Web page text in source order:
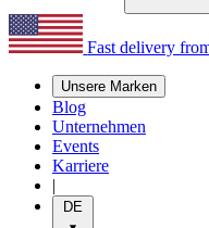
Fast delivery
Unsere Marken
Blog
Unternehmen
Events
Karriere
|
DE